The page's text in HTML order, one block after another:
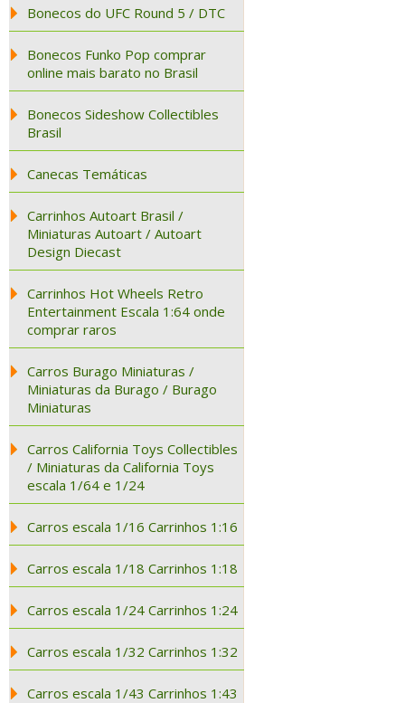
Bonecos do UFC Round 5 / DTC
Bonecos Funko Pop comprar
online mais barato no Brasil
Bonecos Sideshow Collectibles
Brasil
Canecas Temáticas
Carrinhos Autoart Brasil /
Miniaturas Autoart / Autoart
Design Diecast
Carrinhos Hot Wheels Retro
Entertainment Escala 1:64 onde
comprar raros
Carros Burago Miniaturas /
Miniaturas da Burago / Burago
Miniaturas
Carros California Toys Collectibles
/ Miniaturas da California Toys
escala 1/64 e 1/24
Carros escala 1/16 Carrinhos 1:16
Carros escala 1/18 Carrinhos 1:18
Carros escala 1/24 Carrinhos 1:24
Carros escala 1/32 Carrinhos 1:32
Carros escala 1/43 Carrinhos 1:43